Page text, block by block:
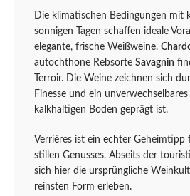
Die klimatischen Bedingungen mit
sonnigen Tagen schaffen ideale
elegante, frische Weißweine.
autochthone Rebsorte Savagnin
Terroir. Die Weine zeichnen sich
Finesse und ein
kalkhaltigen Boden geprägt ist.
Verrières ist ein echter Geheimtipp
stillen Genusses. Abseits der
sich hier die ursprüngliche
reinsten Form erleben.